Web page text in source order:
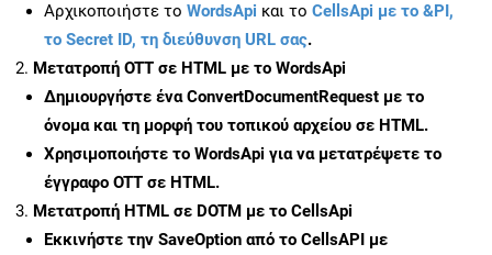
Αρχικοποιήστε το WordsApi και το CellsApi με το &PI,
το Secret ID, τη διεύθυνση URL σας.
Μετατροπή OTT σε HTML με το WordsApi
Δημιουργήστε έναConvertDocumentRequest με το
όνομα και τη μορφή του τοπικού αρχείου σε HTML.
Χρησιμοποιήστε το WordsApi για να μετατρέψετε το
έγγραφο OTT σε HTML.
Μετατροπή HTML σε DOTM με το CellsApi
Εκκινήστε την SaveOption από το CellsAPI με